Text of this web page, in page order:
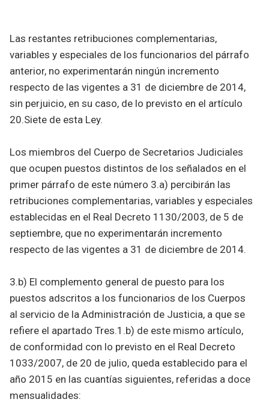
Las restantes retribuciones complementarias,
variables y especiales de los funcionarios del párrafo
anterior, no experimentarán ningún incremento
respecto de las vigentes a 31 de diciembre de 2014,
sin perjuicio, en su caso, de lo previsto en el artículo
20.Siete de esta Ley.
Los miembros del Cuerpo de Secretarios Judiciales
que ocupen puestos distintos de los señalados en el
primer párrafo de este número 3.a) percibirán las
retribuciones complementarias, variables y especiales
establecidas en el Real Decreto 1130/2003, de 5 de
septiembre, que no experimentarán incremento
respecto de las vigentes a 31 de diciembre de 2014.
3.b) El complemento general de puesto para los
puestos adscritos a los funcionarios de los Cuerpos
al servicio de la Administración de Justicia, a que se
refiere el apartado Tres.1.b) de este mismo artículo,
de conformidad con lo previsto en el Real Decreto
1033/2007, de 20 de julio, queda establecido para el
año 2015 en las cuantías siguientes, referidas a doce
mensualidades: